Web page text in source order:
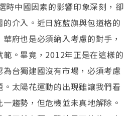
時中國因素的影響印象深刻，卻
介入。近日施藍旗與包道格的
府也是必須納入考慮的對手，
。畢竟，2012年正是在這樣的
台獨建國沒有市場，必須考慮
太陽花運動的出現雖讓我們看
趨勢，但危機並未真地解除。